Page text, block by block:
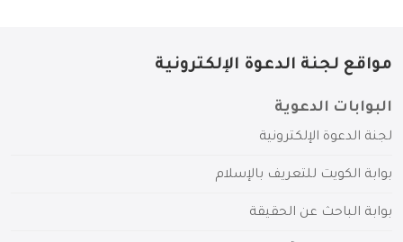
مواقع لجنة الدعوة الإلكترونية
البوابات الدعوية
لجنة الدعوة الإلكترونية
بوابة الكويت للتعريف بالإسلام
بوابة الباحث عن الحقيقة